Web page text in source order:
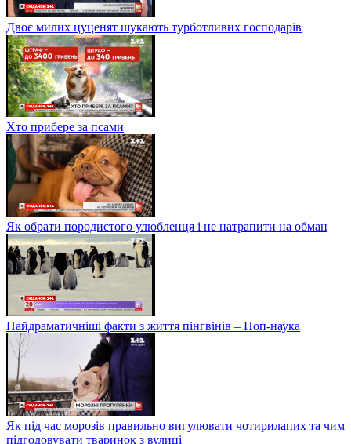
Двоє милих цуценят шукають турботливих господарів
Хто прибере за псами
Як обрати породистого улюбленця і не натрапити на обман
Найдраматичніші факти з життя пінгвінів – Поп-наука
Як під час морозів правильно вигулювати чотирилапих та чим
підгодовувати тваринок з вулиці